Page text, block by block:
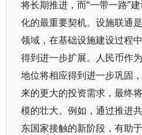
将长期推进，而“一带一路”
化的最重要契机。设施联通
领域，在基础设施建设过程
得到进一步扩展。人民币作
地位将相应得到进一步巩固
来的更大的投资需求，最终
模的壮大。例如，通过推进
东国家接触的新阶段，有助